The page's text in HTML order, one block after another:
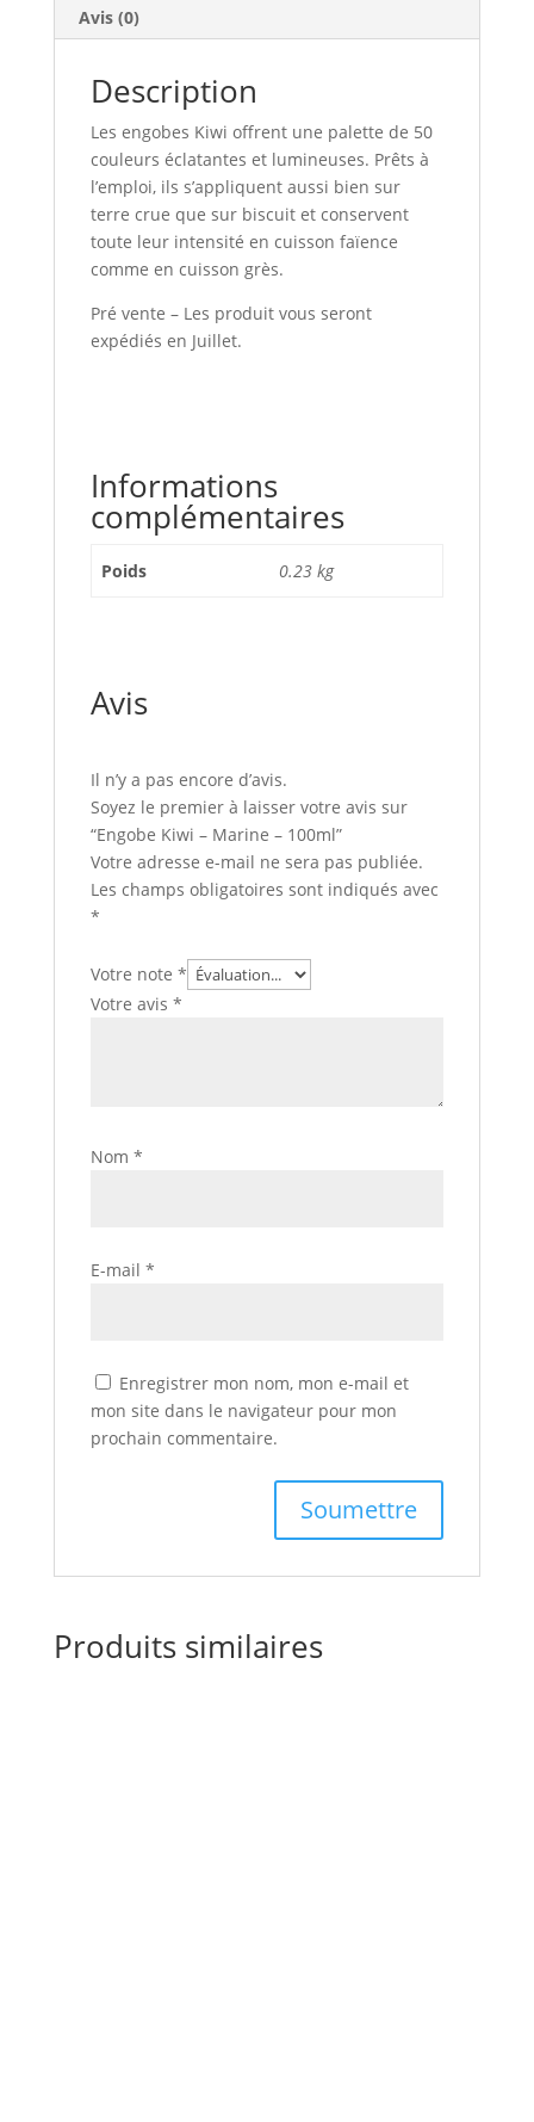
Avis (0)
Description
Les engobes Kiwi offrent une palette de 50
couleurs éclatantes et lumineuses. Prêts à
l’emploi, ils s’appliquent aussi bien sur
terre crue que sur biscuit et conservent
toute leur intensité en cuisson faïence
comme en cuisson grès.
Pré vente – Les produit vous seront
expédiés en Juillet.
Informations
complémentaires
Poids 0.23 kg
Avis
Il n’y a pas encore d’avis.
Soyez le premier à laisser votre avis sur
“Engobe Kiwi – Marine – 100ml”
Votre adresse e-mail ne sera pas publiée.
Les champs obligatoires sont indiqués avec
*
Votre note *
Votre avis *
Nom *
E-mail *
Enregistrer mon nom, mon e-mail et
mon site dans le navigateur pour mon
prochain commentaire.
Produits similaires